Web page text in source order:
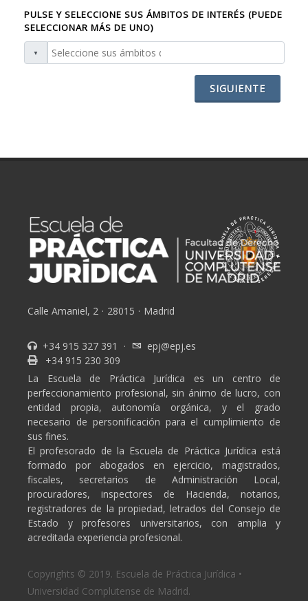
PULSE Y SELECCIONE SUS ÁMBITOS DE INTERÉS (PUEDE
SELECCIONAR MÁS DE UNO)
SIGUIENTE
Calle Amaniel, 2 · 28015 · Madrid
+34 915 327 391 ·
epj@epj.es
+34 915 230 309
La Escuela de Práctica Jurídica es un centro de
perfeccionamiento profesional, sin ánimo de lucro, con
entidad propia, autonomía orgánica, y el grado
necesario de personificación para el cumplimiento de
sus fines.
El profesorado de la Escuela de Práctica Jurídica está
formado por abogados en ejercicio, magistrados,
fiscales, secretarios de Administración Local,
procuradores, inspectores de Hacienda, notarios,
registradores de la propiedad, letrados del Consejo de
Estado y profesores universitarios, con amplia y
acreditada experiencia profesional.
Copyrights © 2019. Escuela de Práctica Jurídica •
Universidad Complutense de Madrid.